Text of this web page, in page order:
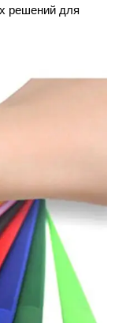
решений для